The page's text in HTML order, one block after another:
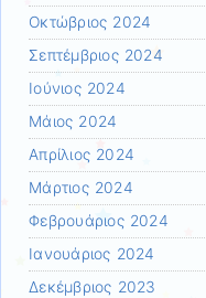
Οκτώβριος 2024
Σεπτέμβριος 2024
Ιούνιος 2024
Μάιος 2024
Απρίλιος 2024
Μάρτιος 2024
Φεβρουάριος 2024
Ιανουάριος 2024
Δεκέμβριος 2023